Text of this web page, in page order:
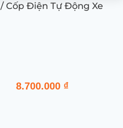
/ Cốp Điện Tự Động Xe
8.700.000 ₫